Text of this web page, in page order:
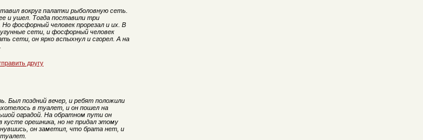
вокруг палатки рыболовную сеть.
и ушел. Тогда поставили три
фосфорный человек прорезал и их. В
сети, и фосфорный человек
сети, он ярко вспыхнул и сгорел. А на
другу
Был поздний вечер, и ребят положили
в туалет, и он пошел на
оградой. На обратном пути он
орешника, но не придал этому
он заметил, что брата нет, и